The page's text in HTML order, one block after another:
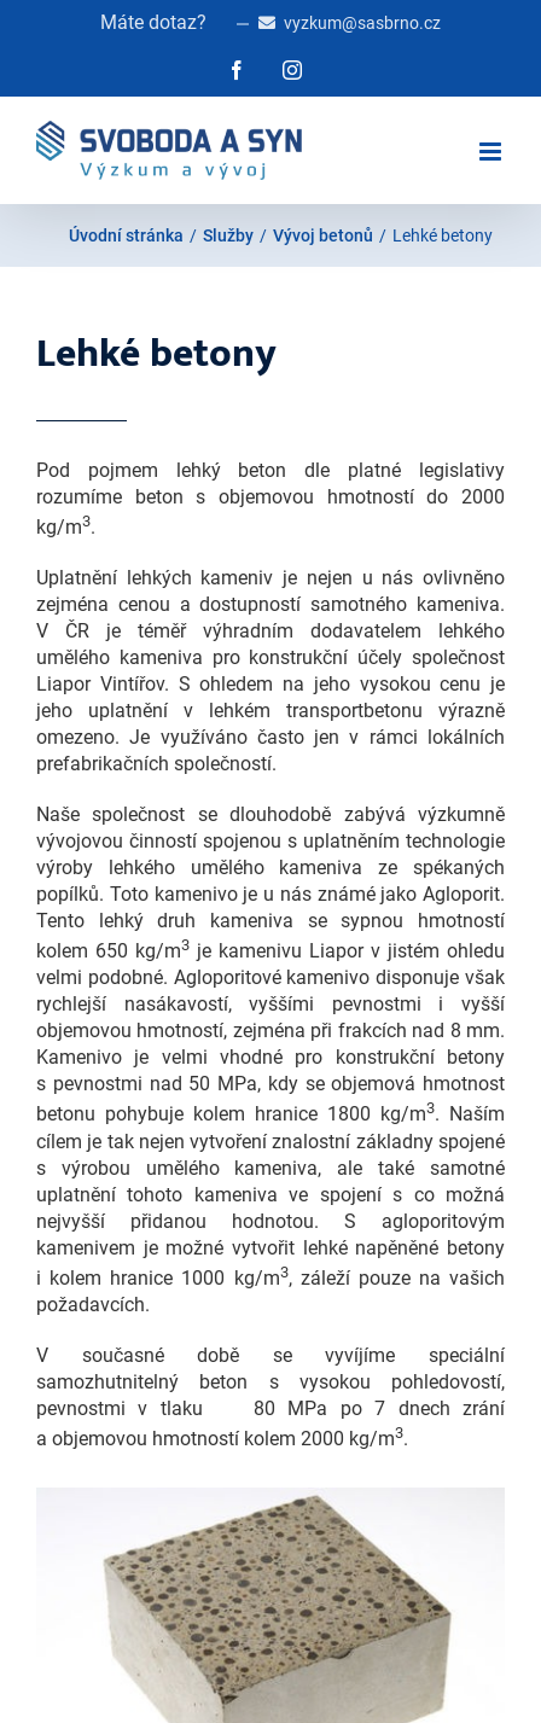
Máte dotaz? vyzkum@sasbrno.cz
FacebookInstagram
Úvodní stránka / Služby / Vývoj betonů / Lehké betony
Lehké betony
Pod pojmem lehký beton dle platné legislativy
rozumíme beton s objemovou hmotností do 2000
kg/m3.
Uplatnění lehkých kameniv je nejen u nás ovlivněno
zejména cenou a dostupností samotného kameniva.
V ČR je téměř výhradním dodavatelem lehkého
umělého kameniva pro konstrukční účely společnost
Liapor Vintířov. S ohledem na jeho vysokou cenu je
jeho uplatnění v lehkém transportbetonu výrazně
omezeno. Je využíváno často jen v rámci lokálních
prefabrikačních společností.
Naše společnost se dlouhodobě zabývá výzkumně
vývojovou činností spojenou s uplatněním technologie
výroby lehkého umělého kameniva ze spékaných
popílků. Toto kamenivo je u nás známé jako Agloporit.
Tento lehký druh kameniva se sypnou hmotností
kolem 650 kg/m3 je kamenivu Liapor v jistém ohledu
velmi podobné. Agloporitové kamenivo disponuje však
rychlejší nasákavostí, vyššími pevnostmi i vyšší
objemovou hmotností, zejména při frakcích nad 8 mm.
Kamenivo je velmi vhodné pro konstrukční betony
s pevnostmi nad 50 MPa, kdy se objemová hmotnost
betonu pohybuje kolem hranice 1800 kg/m3. Naším
cílem je tak nejen vytvoření znalostní základny spojené
s výrobou umělého kameniva, ale také samotné
uplatnění tohoto kameniva ve spojení s co možná
nejvyšší přidanou hodnotou. S agloporitovým
kamenivem je možné vytvořit lehké napěněné betony
i kolem hranice 1000 kg/m3, záleží pouze na vašich
požadavcích.
V současné době se vyvíjíme speciální
samozhutnitelný beton s vysokou pohledovostí,
pevnostmi v tlaku 80 MPa po 7 dnech zrání
a objemovou hmotností kolem 2000 kg/m3.